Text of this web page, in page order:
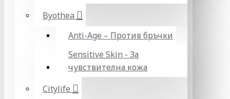
Byothea
Anti-Age – Против бръчки
Sensitive Skin - За
чувствителна кожа
Citylife